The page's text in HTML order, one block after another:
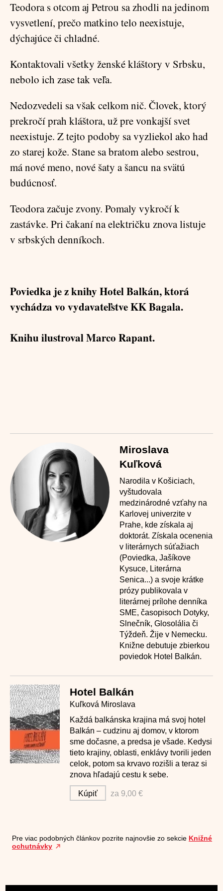
Teodora s otcom aj Petrou sa zhodli na jedinom
vysvetlení, prečo matkino telo neexistuje,
dýchajúce či chladné.
Kontaktovali všetky ženské kláštory v Srbsku,
nebolo ich zase tak veľa.
Nedozvedeli sa však celkom nič. Človek, ktorý
prekročí prah kláštora, už pre vonkajší svet
neexistuje. Z tejto podoby sa vyzliekol ako had
zo starej kože. Stane sa bratom alebo sestrou,
má nové meno, nové šaty a šancu na svätú
budúcnosť.
Teodora začuje zvony. Pomaly vykročí k
zastávke. Pri čakaní na električku znova listuje
v srbských denníkoch.
Poviedka je z knihy Hotel Balkán, ktorá
vychádza vo vydavateľstve KK Bagala.
Knihu ilustroval Marco Rapant.
Miroslava
Kuľková
Narodila v Košiciach,
vyštudovala
medzinárodné vzťahy na
Karlovej univerzite v
Prahe, kde získala aj
doktorát. Získala ocenenia
v literárnych súťažiach
(Poviedka, Jašíkove
Kysuce, Literárna
Senica...) a svoje krátke
prózy publikovala v
literárnej prílohe denníka
SME, časopisoch Dotyky,
Slnečník, Glosolália či
Týždeň. Žije v Nemecku.
Knižne debutuje zbierkou
poviedok Hotel Balkán.
Hotel Balkán
Kuľková Miroslava
Každá balkánska krajina má svoj hotel
Balkán – cudzinu aj domov, v ktorom
sme dočasne, a predsa je všade. Kedysi
tieto krajiny, oblasti, enklávy tvorili jeden
celok, potom sa krvavo rozišli a teraz si
znova hľadajú cestu k sebe.
Kúpiť za 9,00 €
Pre viac podobných článkov pozrite najnovšie zo sekcie Knižné
ochutnávky